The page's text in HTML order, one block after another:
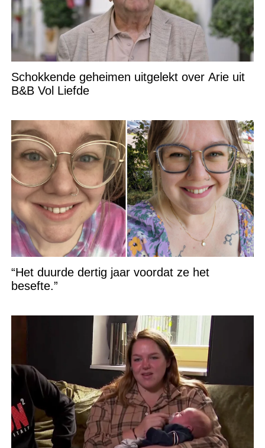
Schokkende geheimen uitgelekt over Arie uit
B&B Vol Liefde
“Het duurde dertig jaar voordat ze het
besefte.”